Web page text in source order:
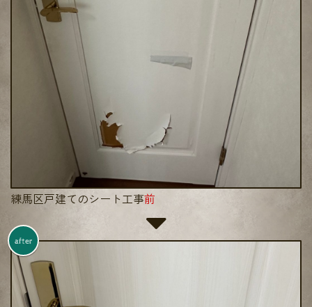
練馬区戸建てのシート工事前
after